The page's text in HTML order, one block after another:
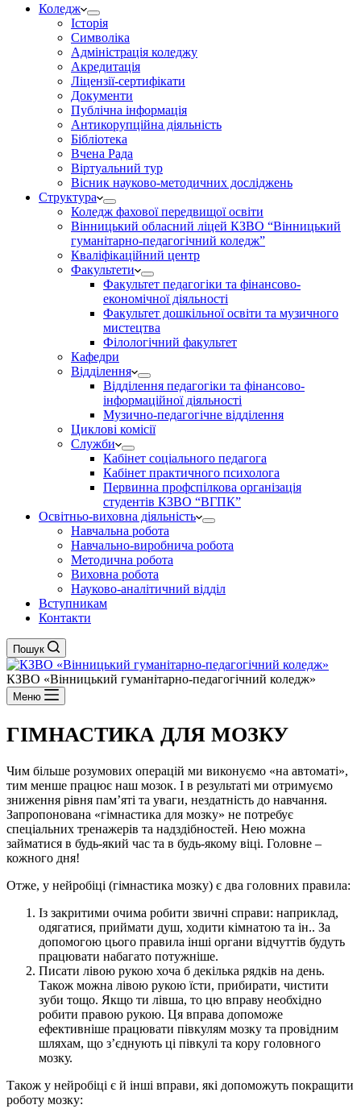
Коледж
Історія
Символіка
Адміністрація коледжу
Акредитація
Ліцензії-сертифікати
Документи
Публічна інформація
Антикорупційна діяльність
Бібліотека
Вчена Рада
Віртуальний тур
Вісник науково-методичних досліджень
Структура
Коледж фахової передвищої освіти
Вінницький обласний ліцей КЗВО “Вінницький
гуманітарно-педагогічний коледж”
Кваліфікаційний центр
Факультети
Факультет педагогіки та фінансово-
економічної діяльності
Факультет дошкільної освіти та музичного
мистецтва
Філологічний факультет
Кафедри
Відділення
Відділення педагогіки та фінансово-
інформаційної діяльності
Музично-педагогічне відділення
Циклові комісії
Служби
Кабінет соціального педагога
Кабінет практичного психолога
Первинна профспілкова організація
студентів КЗВО “ВГПК”
Освітньо-виховна діяльність
Навчальна робота
Навчально-виробнича робота
Методична робота
Виховна робота
Науково-аналітичний відділ
Вступникам
Контакти
Пошук
КЗВО «Вінницький гуманітарно-педагогічний коледж»
Меню
ГІМНАСТИКА ДЛЯ МОЗКУ
Чим більше розумових операцій ми виконуємо «на автоматі»,
тим менше працює наш мозок. І в результаті ми отримуємо
зниження рівня пам’яті та уваги, нездатність до навчання.
Запропонована «гімнастика для мозку» не потребує
спеціальних тренажерів та надздібностей. Нею можна
займатися в будь-який час та в будь-якому віці. Головне –
кожного дня!
Отже, у нейробіці (гімнастика мозку) є два головних правила:
Із закритими очима робити звичні справи: наприклад,
одягатися, приймати душ, ходити кімнатою та ін.. За
допомогою цього правила інші органи відчуттів будуть
працювати набагато потужніше.
Писати лівою рукою хоча б декілька рядків на день.
Також можна лівою рукою їсти, прибирати, чистити
зуби тощо. Якщо ти лівша, то цю вправу необхідно
робити правою рукою. Ця вправа допоможе
ефективніше працювати півкулям мозку та провідним
шляхам, що з’єднують ці півкулі та кору головного
мозку.
Також у нейробіці є й інші вправи, які допоможуть покращити
роботу мозку: